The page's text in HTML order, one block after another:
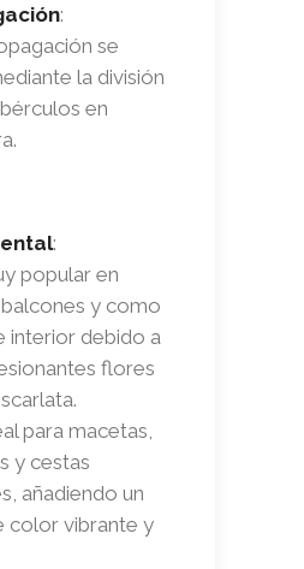
:
se
la división
en
:
popular en
y como
interior debido a
flores
para macetas,
y cestas
añadiendo un
color vibrante y